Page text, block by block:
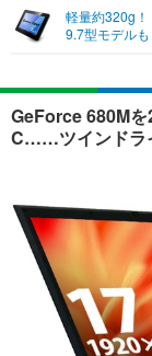
ショッピ
エンタメ
音楽
ショッピ
ライフ
ライフ
ペット
リリース一覧
プッシュ通知の
軽量約320g
9.7型モデルも
GeForce 680M
C……ツインドラ